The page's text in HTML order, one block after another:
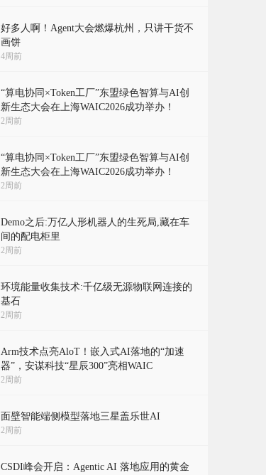
好多人啊！Agent大会燃爆杭州，只讲干货不
画饼
4周前
“算电协同×Token工厂”东盟绿色智算与AI创
新生态大会在上海WAIC2026成功举办！
2周前
“算电协同×Token工厂”东盟绿色智算与AI创
新生态大会在上海WAIC2026成功举办！
2周前
Demo之后:万亿人形机器人的生死局,藏在车
间的配电柜里
2周前
环境能量收集技术:千亿级无源物联网连接的
基石
2周前
Arm技术点亮AloT！嵌入式AI落地的“加速
器”，安谋科技“星辰300”亮相WAIC
2周前
面壁智能端侧模型落地三星盖乐世AI
2周前
CSDI峰会开启：Agentic AI 落地应用的黄金